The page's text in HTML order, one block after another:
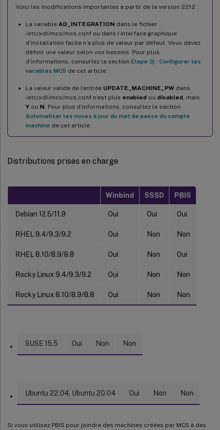
Voici les modifications importantes à partir de la version 2212 :
La variable AD_INTEGRATION dans le fichier
/etc/xdl/mcs/mcs.conf ou dans l’interface graphique
d’installation facile n’a plus de valeur par défaut. Vous devez
définir une valeur selon vos besoins. Pour plus
d’informations, consultez la section Étape 3j : Configurer les
variables MCS de cet article.
La valeur valide de l’entrée UPDATE_MACHINE_PW dans
/etc/xdl/mcs/mcs.conf n’est plus enabled ou disabled , mais
Y ou N . Pour plus d’informations, consultez la section
Automatiser les mises à jour du mot de passe du compte
machine de cet article.
Distributions prises en charge
Winbind SSSD PBIS
Debian 12.5/11.9 Oui Oui Oui
RHEL 9.4/9.3/9.2 Oui Non Non
RHEL 8.10/8.9/8.8 Oui Non Oui
Rocky Linux 9.4/9.3/9.2 Oui Non Non
Rocky Linux 8.10/8.9/8.8 Oui Non Non
SUSE 15.5 Oui Non Non
Ubuntu 22.04, Ubuntu 20.04 Oui Non Non
Si vous utilisez PBIS pour joindre des machines créées par MCS à des